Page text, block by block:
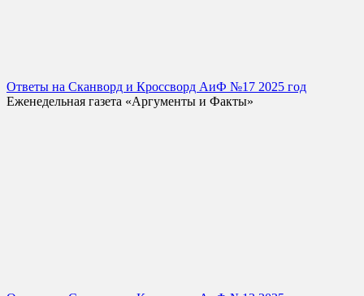
Ответы на Сканворд и Кроссворд АиФ №17 2025 год
Еженедельная газета «Аргументы и Факты»